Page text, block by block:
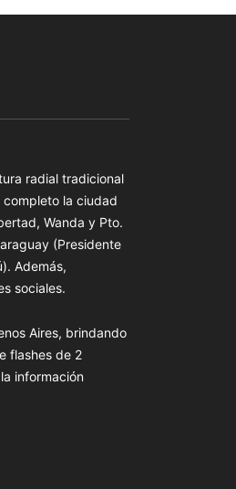
radial tradicional
la ciudad
Wanda y Pto.
(Presidente
Además,
sociales.
Aires, brindando
flashes de 2
información